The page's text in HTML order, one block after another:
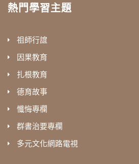
熱門學習主題
祖師行誼
因果教育
扎根教育
德育故事
懺悔專欄
群書治要專欄
多元文化網路電視